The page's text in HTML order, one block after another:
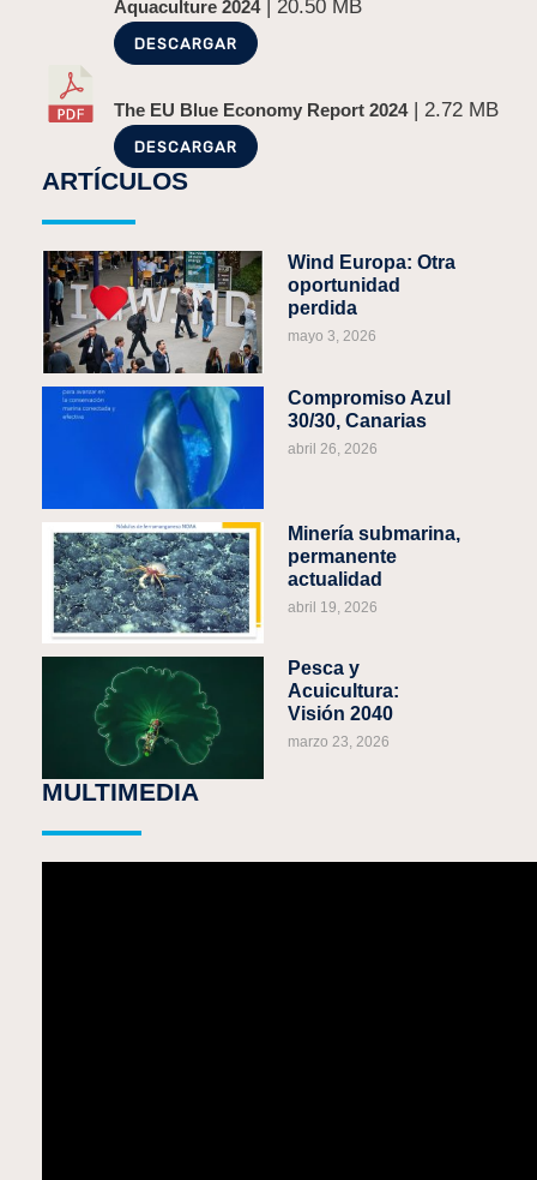
Aquaculture 2024| 20.50 MB
DESCARGAR
The EU Blue Economy Report 2024| 2.72 MB
DESCARGAR
ARTÍCULOS
Wind Europa: Otra
oportunidad
perdida
mayo 3, 2026
Compromiso Azul
30/30, Canarias
abril 26, 2026
Minería submarina,
permanente
actualidad
abril 19, 2026
Pesca y
Acuicultura:
Visión 2040
marzo 23, 2026
MULTIMEDIA